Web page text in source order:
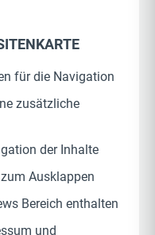
für die Navigation
zusätzliche
der Inhalte
Ausklappen
Bereich enthalten
und